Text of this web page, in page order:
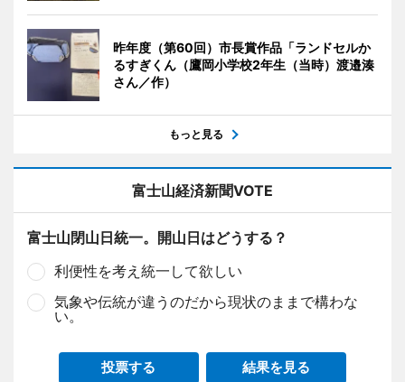
昨年度（第60回）市長賞作品「ランドセルか
るすぎくん（鷹岡小学校2年生（当時）渡邉湊
さん／作）
もっと見る
富士山経済新聞VOTE
富士山閉山日統一。開山日はどうする？
利便性を考え統一して欲しい
気象や伝統が違うのだから現状のままで構わな
い。
投票する 結果を見る